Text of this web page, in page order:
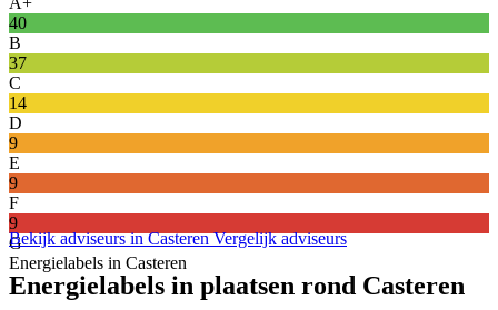
40
B
37
C
14
D
9
E
9
F
9
G
Energielabels in Casteren
Bekijk adviseurs in CasterenVergelijk adviseurs
Energielabels in plaatsen rond Casteren